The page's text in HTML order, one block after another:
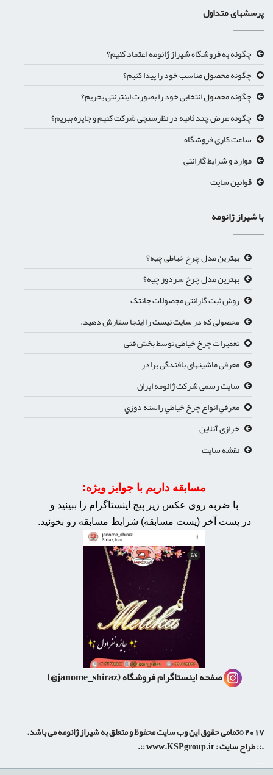
پرسشهای متداول
چگونه به فروشگاه شیراز ژانومه اعتماد کنیم؟
چگونه محصول مناسب خود را پیدا کنیم؟
چگونه محصول انتخابی خود را بصورت اینترنتی بخریم؟
چگونه عرض چند ثانیه در نظرسنجی شرکت کنیم و جایزه ببریم؟
ساعت کاری فروشگاه
موارد و شرایط گارانتی
قوانین سایت
با شیراز ژانومه
بهترین مدل چرخ خیاطی چیه؟
بهترین مدل چرخ سردوز چیه؟
روش ثبت گارانتی مجصولات جانتک
محصولی که در سایت نیست را اینجا سفارش دهید.
تعمیرات چرخ خیاطی توسط بخش فنی
معرفی ماشینهای بافندگی برادر
سایت رسمی شرکت ژانومه ایران
معرفي انواع چرخ خياطي راسته دوزي
خرازی آنلاین
نقشه سایت
مسابقه داریم با جوایز ویژه:
با ضربه روی عکس زیر پیچ اینستاگرام را ببینید و
در پست آخر (پست مسابقه) شرایط مسابقه رو بخونید.
صفحه اینستاگرام فروشگاه(janome_shiraz@)
2017 ©تمامی حقوق این وب سایت محفوظ و متعلق به شیراز ژانومه می باشد.
.:: طراح سایت :www.KSPgroup.ir
::.